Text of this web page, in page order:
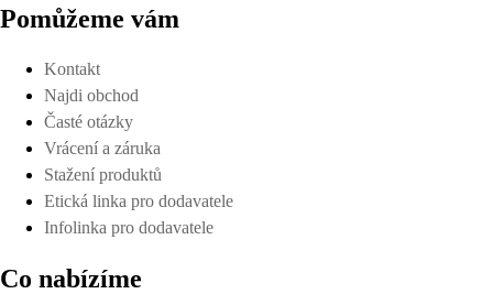
Pomůžeme vám
Kontakt
Najdi obchod
Časté otázky
Vrácení a záruka
Stažení produktů
Etická linka pro dodavatele
Infolinka pro dodavatele
Co nabízíme